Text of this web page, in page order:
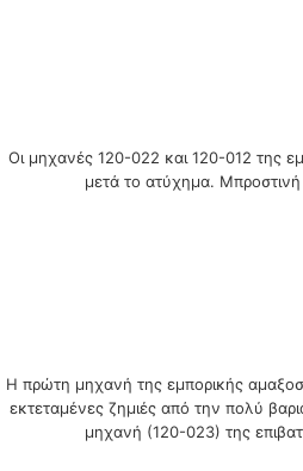
Οι μηχανές 120-022 και 120-012 της
μετά το ατύχημα.
Η πρώτη μηχανή της εμπορικής
εκτεταμένες ζημιές από την πολύ
μηχανή (120-023) της